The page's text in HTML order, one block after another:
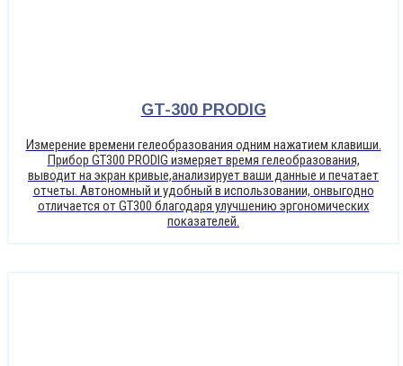
GT-300 PRODIG
Измерение времени гелеобразования одним нажатием клавиши.
Прибор GT300 PRODIG измеряет время гелеобразования,
выводит на экран кривые,анализирует ваши данные и печатает
отчеты. Автономный и удобный в использовании, онвыгодно
отличается от GT300 благодаря улучшению эргономических
показателей.